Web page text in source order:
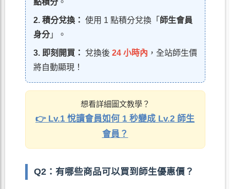
點積分。
2. 積分兌換： 使用 1 點積分兌換「 師生會員
身分」。
3. 即刻開買： 兌換後 24 小時內 ，全站師生價
將自動顯現！
想看詳細圖文教學？
👉 Lv.1 悅讀會員如何 1 秒變成 Lv.2 師生
會員？
Q2：有哪些商品可以買到師生優惠價？